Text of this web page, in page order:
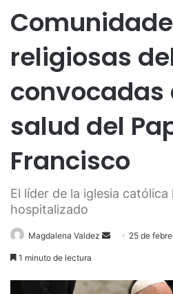
religiosas
convocadas
salud del
Francisco
El líder de la iglesia católica
hospitalizado
Magdalena Valdez
Send 25 de
1 minuto de lectura